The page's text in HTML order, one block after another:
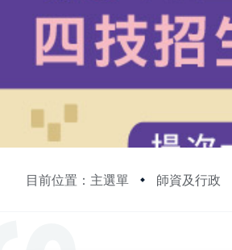
目前位置：主選單 師資及行政